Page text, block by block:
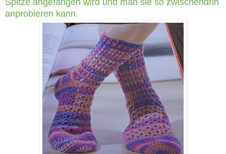
Spitze angefangen wird und man sie so zwischendrin
anprobieren kann.